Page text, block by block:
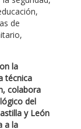
de
la
técnica
colabora
del
y León
a la